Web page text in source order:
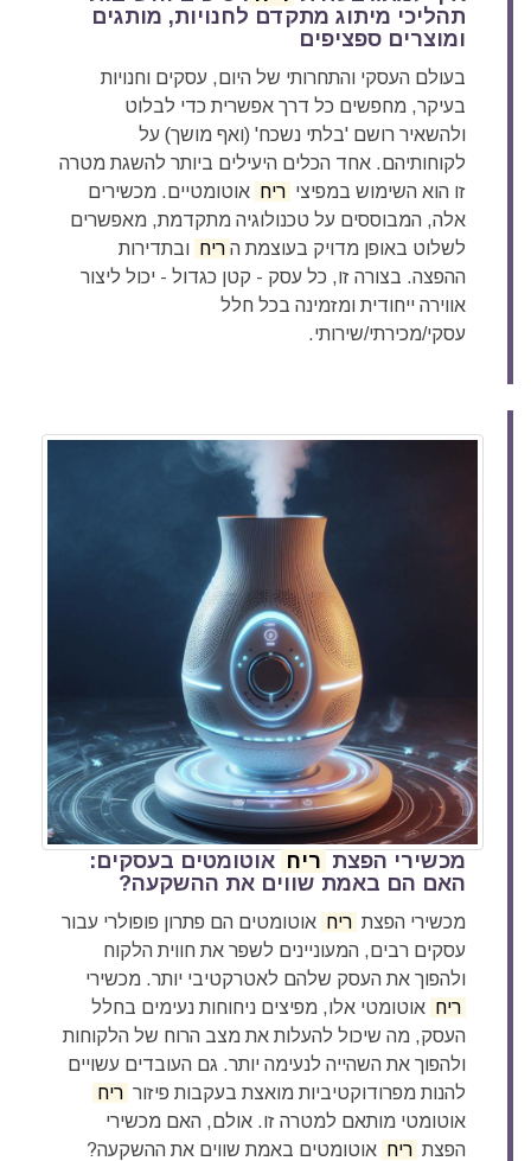
תהליכי מיתוג מתקדם לחנויות, מותגים
ומוצרים ספציפים
בעולם העסקי והתחרותי של היום, עסקים וחנויות
בעיקר, מחפשים כל דרך אפשרית כדי לבלוט
ולהשאיר רושם 'בלתי נשכח' (ואף מושך) על
לקוחותיהם. אחד הכלים היעילים ביותר להשגת מטרה
זו הוא השימוש במפיצי ריח אוטומטיים. מכשירים
אלה, המבוססים על טכנולוגיה מתקדמת, מאפשרים
לשלוט באופן מדויק בעוצמת ה ריח ובתדירות
ההפצה. בצורה זו, כל עסק - קטן כגדול - יכול ליצור
אווירה ייחודית ומזמינה בכל חלל
עסקי/מכירתי/שירותי.
מכשירי הפצת ריח אוטומטים בעסקים:
האם הם באמת שווים את ההשקעה?
מכשירי הפצת ריח אוטומטים הם פתרון פופולרי עבור
עסקים רבים, המעוניינים לשפר את חווית הלקוח
ולהפוך את העסק שלהם לאטרקטיבי יותר. מכשירי
ריח אוטומטי אלו, מפיצים ניחוחות נעימים בחלל
העסק, מה שיכול להעלות את מצב הרוח של הלקוחות
ולהפוך את השהייה לנעימה יותר. גם העובדים עשויים
להנות מפרודוקטיביות מואצת בעקבות פיזור ריח
אוטומטי מותאם למטרה זו. אולם, האם מכשירי
הפצת ריח אוטומטים באמת שווים את ההשקעה?